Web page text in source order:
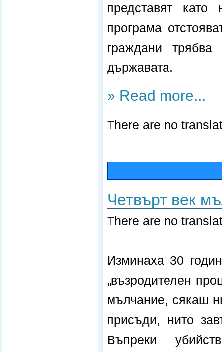
представят
програма
граждани
държавата.
» Read more...
There are no
Четвърт век
There are no
Изминаха 30
„възродителен
мълчание, сякаш
присъди, нито
Въпреки